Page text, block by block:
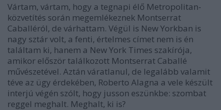
Vártam, vártam, hogy a tegnapi élő Metropolitan-
közvetítés során megemlékeznek Montserrat
Caballéról, de várhattam. Végül is New Yorkban is
nagy sztár volt, a fenti, értelmes címet nem is én
találtam ki, hanem a New York Times szakírója,
amikor először találkozott Montserrat Caballé
művészetével. Aztán váratlanul, de legalább valamit
téve az ügy érdekében, Roberto Alagna a vele készült
interjú végén szólt, hogy jusson eszünkbe: szombat
reggel meghalt. Meghalt, ki is?